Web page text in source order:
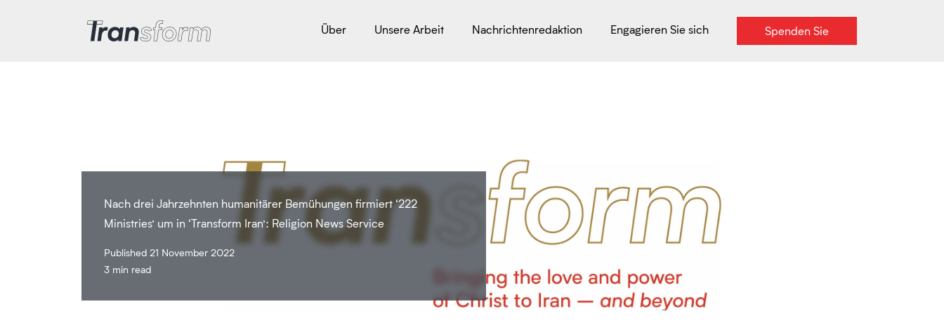
Transform Iran Über Unsere Arbeit Nachrichtenredaktion Engagieren Sie sich Spenden Sie
Nach drei Jahrzehnten humanitärer Bemühungen firmiert ‘222
Ministries’ um in ‘Transform Iran’: Religion News Service
Published 21 November 2022
3 min read